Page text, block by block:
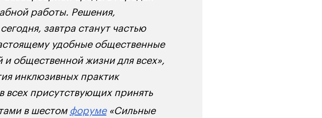
работы. Решения,
завтра станут частью
удобные общественные
общественной жизни для всех»,
инклюзивных практик
всех присутствующих принять
в шестомфоруме«Сильные